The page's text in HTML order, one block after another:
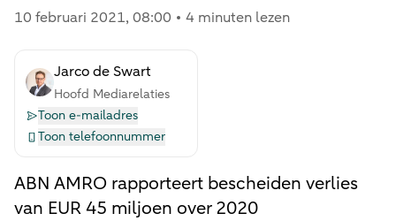
10 februari 2021, 08:00 4 minuten lezen
Jarco de Swart
Hoofd Mediarelaties
Toon e-mailadres
Toon telefoonnummer
ABN AMRO rapporteert bescheiden verlies
van EUR 45 miljoen over 2020